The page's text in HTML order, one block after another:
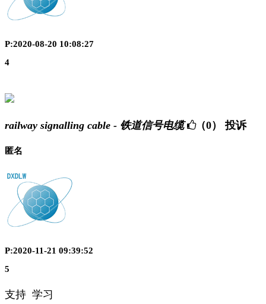
P:2020-08-20 10:08:27
4
railway signalling cable - 铁道信号电缆 （0） 投诉
匿名
P:2020-11-21 09:39:52
5
支持 学习